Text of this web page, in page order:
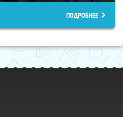
ПОДРОБНЕЕ